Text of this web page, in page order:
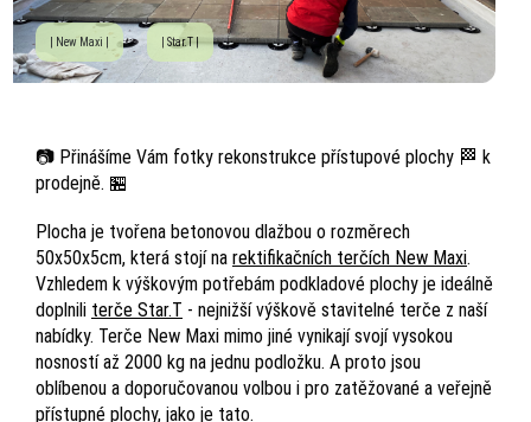
| New Maxi | | Star.T |
📷 Přinášíme Vám fotky rekonstrukce přístupové plochy 🏁 k
prodejně. 🏪
Plocha je tvořena betonovou dlažbou o rozměrech
50x50x5cm, která stojí na rektifikačních terčích New Maxi.
Vzhledem k výškovým potřebám podkladové plochy je ideálně
doplnili terče Star.T - nejnižší výškově stavitelné terče z naší
nabídky. Terče New Maxi mimo jiné vynikají svojí vysokou
nosností až 2000 kg na jednu podložku. A proto jsou
oblíbenou a doporučovanou volbou i pro zatěžované a veřejně
přístupné plochy, jako je tato.